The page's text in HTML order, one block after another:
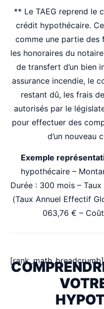
** Le TAEG reprend le
crédit hypothécaire.
comme une partie des
les honoraires du
de transfert d’un bien
assurance incendie, le
restant dû, les frais
autorisés par le
pour effectuer des
d’un nouveau
Exemple
hypothécaire –
Durée : 300 mois – Taux
(Taux Annuel Effectif
063,76 € –
[rank_math_breadcrumb]